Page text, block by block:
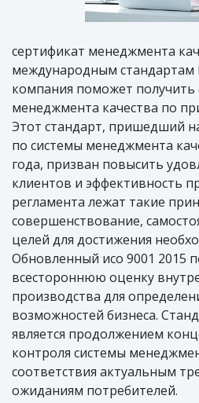
сертификат менеджмента
международным
компания поможет получить
менеджмента качества по
Этот стандарт, пришедший
по системы менеджмента
года, призван повысить
клиентов и эффективность
регламента лежат такие
совершенствование,
целей для достижения
Обновленный исо 9001 2015
всестороннюю оценку
производства для
возможностей бизнеса.
является продолжением
контроля системы
соответствия актуальным
ожиданиям потребителей.